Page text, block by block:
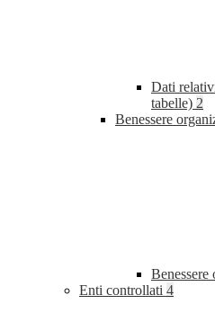
Dati
tabelle) 2
Benessere
Benessere
Enti controllati 4